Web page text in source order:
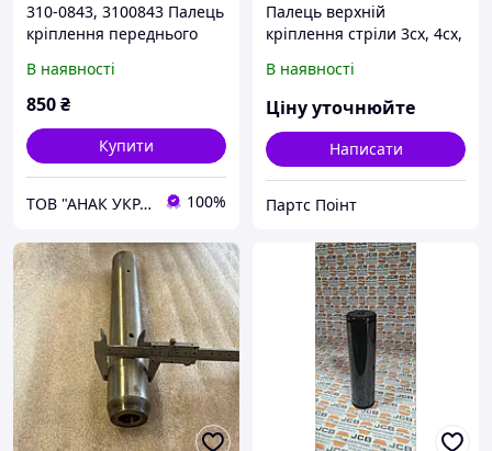
310-0843, 3100843 Палець
кріплення переднього
В наявності
850₴
Купити
ТОВ "АНАК УКРАЇНА" 100%
Палець верхній
кріплення стріли 3сх, 4сх,
В наявності
Ціну уточнюйте
Написати
Партс Поінт